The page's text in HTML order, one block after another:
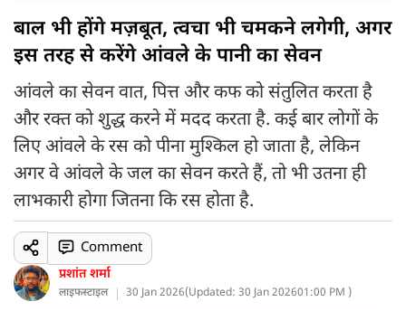
बाल भी होंगे मज़बूत, त्वचा भी चमकने लगेगी, अगर
इस तरह से करेंगे आंवले के पानी का सेवन
आंवले का सेवन वात, पित्त और कफ को संतुलित करता है
और रक्त को शुद्ध करने में मदद करता है. कई बार लोगों के
लिए आंवले के रस को पीना मुश्किल हो जाता है, लेकिन
अगर वे आंवले के जल का सेवन करते हैं, तो भी उतना ही
लाभकारी होगा जितना कि रस होता है.
प्रशांत शर्मा
लाइफस्टाइल 30 Jan 2026(Updated: 30 Jan 202601:00 PM )
Comment